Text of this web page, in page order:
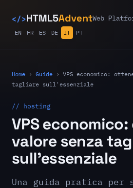
</>HTML5AdventWeb
EN FR ES DE IT PT
Home › Guide › VPS economico:
tagliare sull'essenziale
// hosting
VPS
valore senza
sull'essenziale
Una guida pratica per